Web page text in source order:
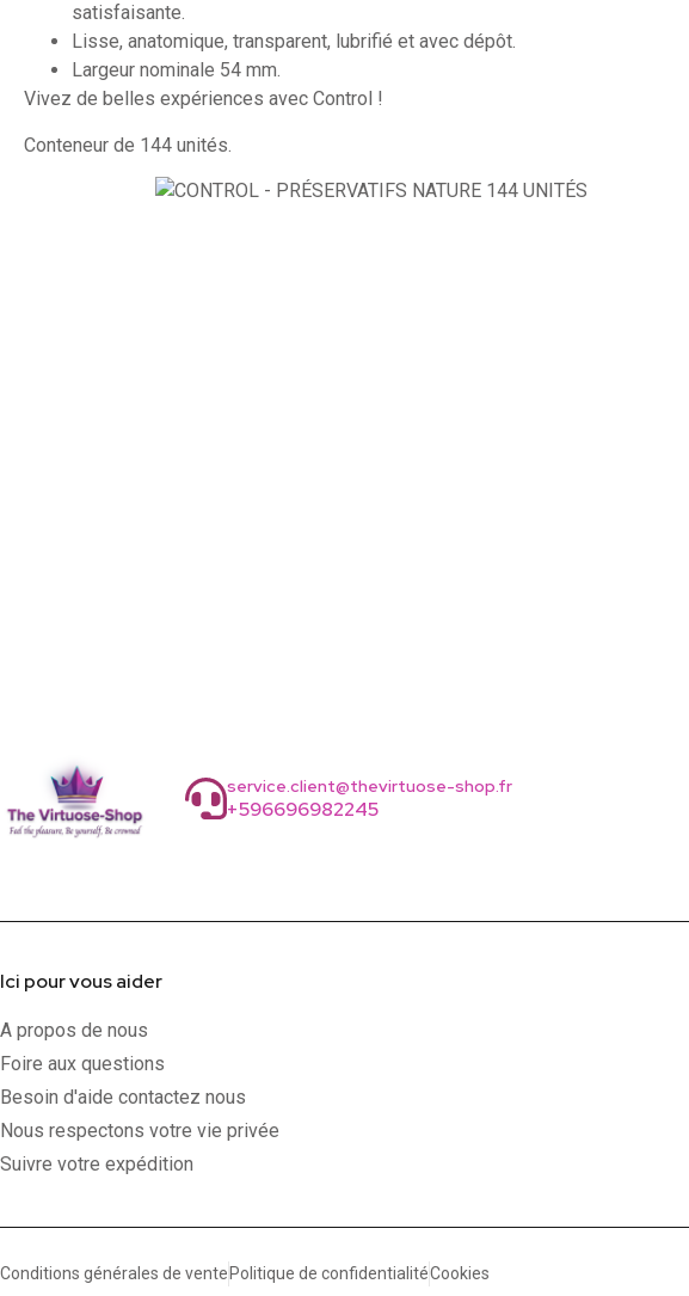
satisfaisante.
Lisse, anatomique, transparent, lubrifié et avec dépôt.
Largeur nominale 54 mm.
Vivez de belles expériences avec Control !
Conteneur de 144 unités.
service.client@thevirtuose-shop.fr
+596696982245
Ici pour vous aider
A propos de nous
Foire aux questions
Besoin d'aide contactez nous
Nous respectons votre vie privée
Suivre votre expédition
Conditions générales de vente Politique de confidentialitéCookies